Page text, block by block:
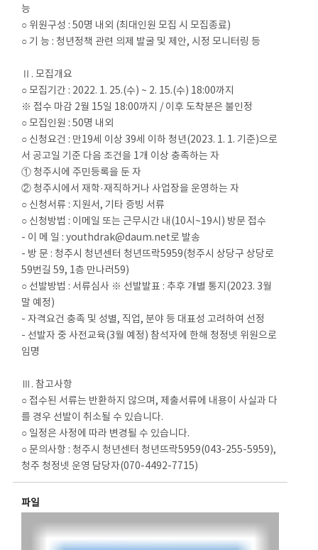
능
○ 위원구성 : 50명 내외 (최대인원 모집 시 모집종료)
○ 기 능 : 청년정책 관련 의제 발굴 및 제안, 시정 모니터링 등
Ⅱ. 모집개요
○ 모집기간 : 2022. 1. 25.(수) ~ 2. 15.(수) 18:00까지
※ 접수 마감 2월 15일 18:00까지 / 이후 도착분은 불인정
○ 모집인원 : 50명 내외
○ 신청요건 : 만19세 이상 39세 이하 청년(2023. 1. 1. 기준)으로
서 공고일 기준 다음 조건을 1개 이상 충족하는 자
① 청주시에 주민등록을 둔 자
② 청주시에서 재학·재직하거나 사업장을 운영하는 자
○ 신청서류 : 지원서, 기타 증빙 서류
○ 신청방법 : 이메일 또는 근무시간 내(10시~19시) 방문 접수
- 이 메 일 : youthdrak@daum.net로 발송
- 방 문 : 청주시 청년센터 청년뜨락5959(청주시 상당구 상당로
59번길 59, 1층 만나러59)
○ 선발방법 : 서류심사 ※ 선발발표 : 추후 개별 통지(2023. 3월
말 예정)
- 자격요건 충족 및 성별, 직업, 분야 등 대표성 고려하여 선정
- 선발자 중 사전교육(3월 예정) 참석자에 한해 청정넷 위원으로
임명
Ⅲ. 참고사항
○ 접수된 서류는 반환하지 않으며, 제출서류에 내용이 사실과 다
를 경우 선발이 취소될 수 있습니다.
○ 일정은 사정에 따라 변경될 수 있습니다.
○ 문의사항 : 청주시 청년센터 청년뜨락5959(043-255-5959),
청주 청정넷 운영 담당자(070-4492-7715)
파일